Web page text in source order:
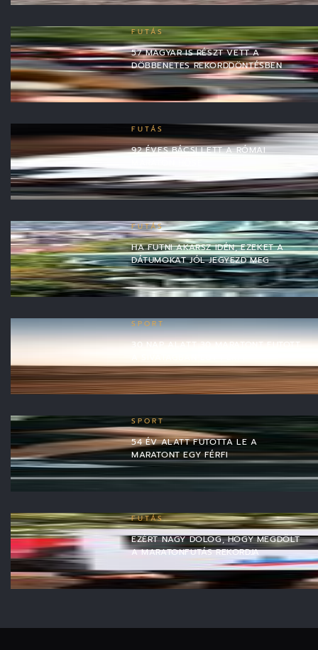
FUTÁS
57 MAGYAR IS RÉSZT VETT A
DÖBBENETES REKORDDÖNTÉSBEN
FUTÁS
92 ÉVES BÁCSI LETT A RÓMAI
FUTÁS
HA FUTNI AKARSZ IDÉN, EZEKET A
DÁTUMOKAT JÓL JEGYEZD MEG
SPORT
30 NAP ALATT 30 MARATONT FUTOTT
SPORT
54 ÉV ALATT FUTOTTA LE A
MARATONT EGY FÉRFI
FUTÁS
EZÉRT NAGY DOLOG, HOGY MEGDŐLT
A MARATONFUTÁS REKORDJA